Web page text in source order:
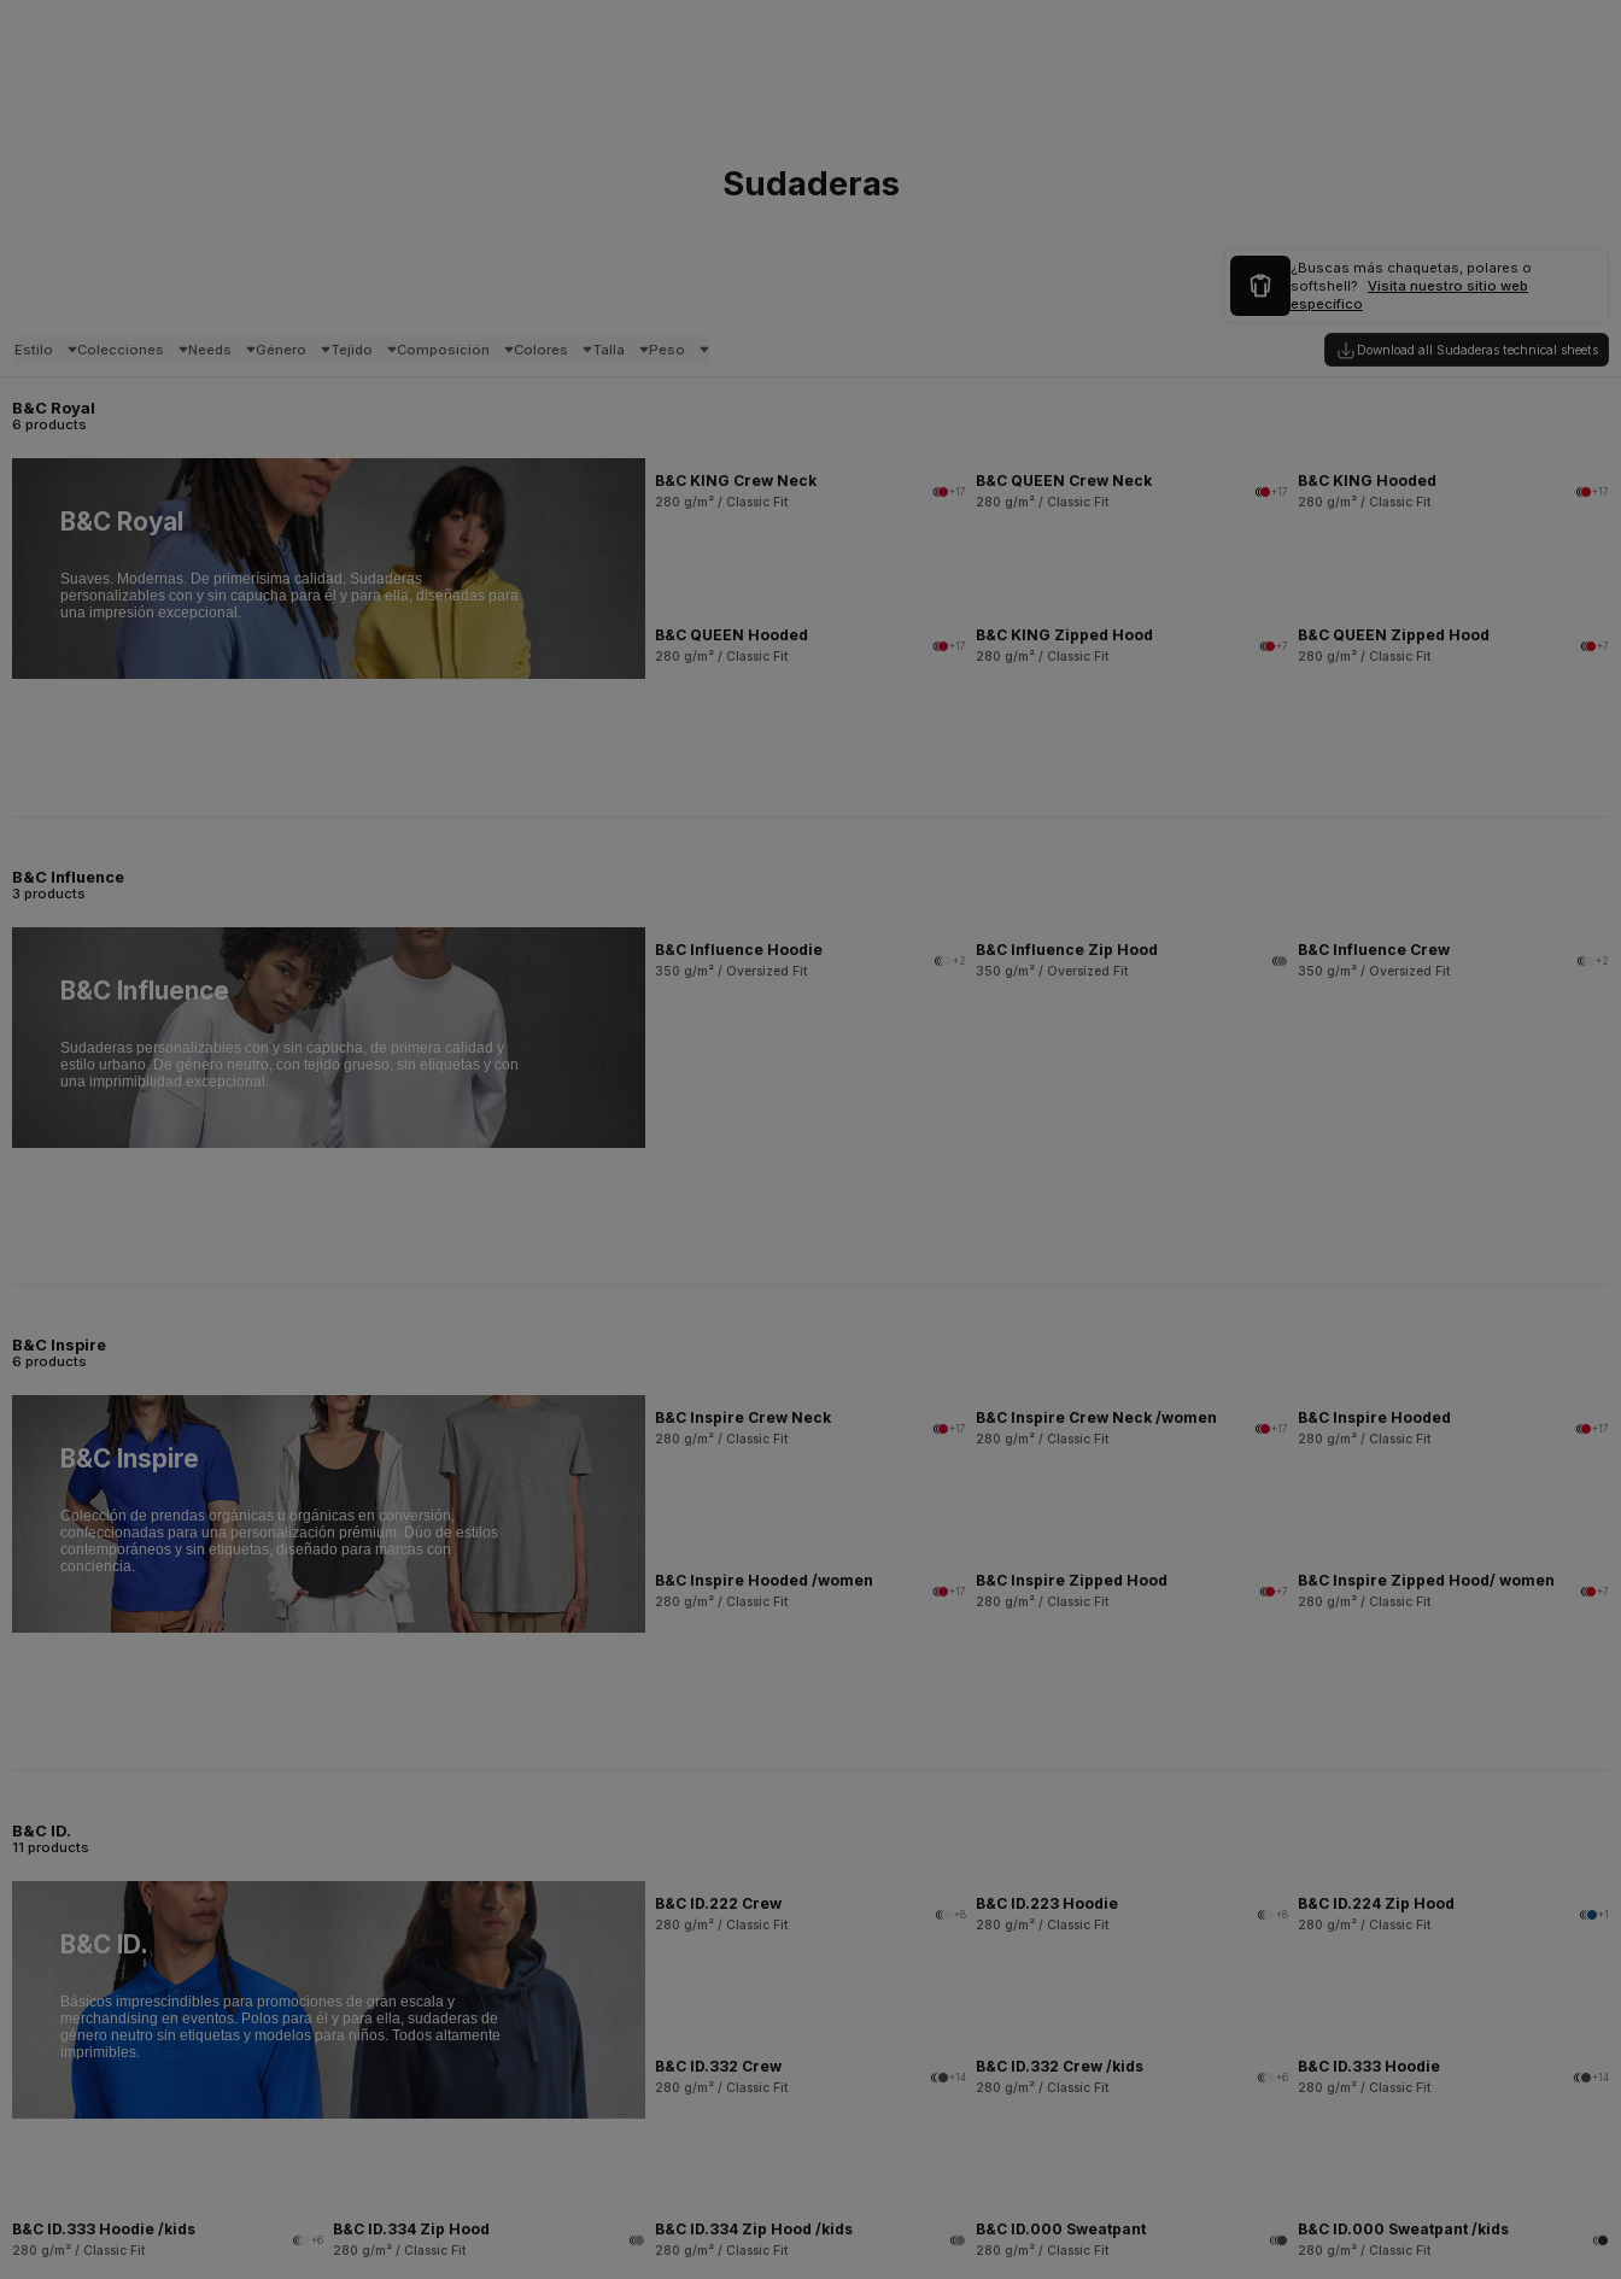
Sudaderas
¿Buscas más chaquetas, polares o
softshell?
Visita nuestro sitio web
específico
Estilo Colecciones Needs Género Tejido Composición Colores Talla Peso Download all Sudaderas technical sheets
B&C Royal
6 products
B&C Royal
Suaves. Modernas. De primerísima calidad. Sudaderas
personalizables con y sin capucha para él y para ella, diseñadas para
una impresión excepcional.
B&C KING Crew Neck
280 g/m² / Classic Fit
+17
B&C QUEEN Crew Neck
280 g/m² / Classic Fit
+17
B&C KING Hooded
280 g/m² / Classic Fit
+17
B&C QUEEN Hooded
280 g/m² / Classic Fit
+17
B&C KING Zipped Hood
280 g/m² / Classic Fit
+7
B&C QUEEN Zipped Hood
280 g/m² / Classic Fit
+7
B&C Influence
3 products
B&C Influence
Sudaderas personalizables con y sin capucha, de primera calidad y
estilo urbano. De género neutro, con tejido grueso, sin etiquetas y con
una imprimibilidad excepcional.
B&C Influence Hoodie
350 g/m² / Oversized Fit
+2
B&C Influence Zip Hood
350 g/m² / Oversized Fit
B&C Influence Crew
350 g/m² / Oversized Fit
+2
B&C Inspire
6 products
B&C Inspire
Colección de prendas orgánicas u orgánicas en conversión,
confeccionadas para una personalización prémium. Dúo de estilos
contemporáneos y sin etiquetas, diseñado para marcas con
conciencia.
B&C Inspire Crew Neck
280 g/m² / Classic Fit
+17
B&C Inspire Crew Neck /women
280 g/m² / Classic Fit
+17
B&C Inspire Hooded
280 g/m² / Classic Fit
+17
B&C Inspire Hooded /women
280 g/m² / Classic Fit
+17
B&C Inspire Zipped Hood
280 g/m² / Classic Fit
+7
B&C Inspire Zipped Hood/ women
280 g/m² / Classic Fit
+7
B&C ID.
11 products
B&C ID.
Básicos imprescindibles para promociones de gran escala y
merchandising en eventos. Polos para él y para ella, sudaderas de
género neutro sin etiquetas y modelos para niños. Todos altamente
imprimibles.
B&C ID.222 Crew
280 g/m² / Classic Fit
+8
B&C ID.223 Hoodie
280 g/m² / Classic Fit
+8
B&C ID.224 Zip Hood
280 g/m² / Classic Fit
+1
B&C ID.332 Crew
280 g/m² / Classic Fit
+14
B&C ID.332 Crew /kids
280 g/m² / Classic Fit
+6
B&C ID.333 Hoodie
280 g/m² / Classic Fit
+14
B&C ID.333 Hoodie /kids
280 g/m² / Classic Fit
+6
B&C ID.334 Zip Hood
280 g/m² / Classic Fit
B&C ID.334 Zip Hood /kids
280 g/m² / Classic Fit
B&C ID.000 Sweatpant
280 g/m² / Classic Fit
B&C ID.000 Sweatpant /kids
280 g/m² / Classic Fit